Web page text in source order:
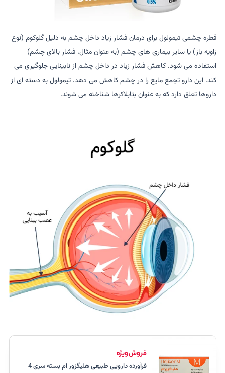
قطره چشمی تیمولول برای درمان فشار زیاد داخل چشم به دلیل گلوکوم (نوع
زاويه باز) یا سایر بیماری های چشم (به عنوان مثال، فشار بالای چشم)
استفاده می شود. کاهش فشار زیاد در داخل چشم از نابینایی جلوگیری می
کند. این دارو تجمع مایع را در چشم کاهش می دهد. تیمولول به دسته ای از
داروها تعلق دارد که به عنوان بتابلاکرها شناخته می شوند.
فرآورده دارویی طبیعی هلیگزور اِم بسته سری 4